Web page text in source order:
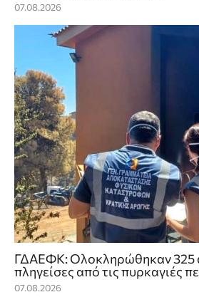
07.08.2026
ΓΔΑΕΦΚ: Ολοκληρώθηκαν 325
πληγείσες από τις πυρκαγιές
07.08.2026